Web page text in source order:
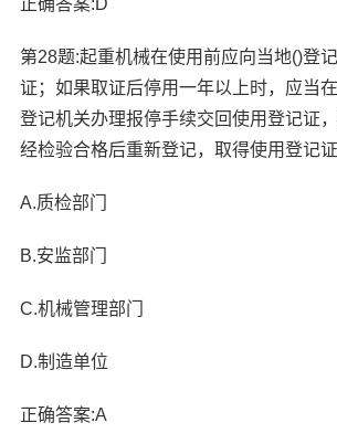
正确答案:D
第28题:起重机械在使用前应向当地()登
证；如果取证后停用一年以上时，应当
登记机关办理报停手续交回使用登记证
经检验合格后重新登记，取得使用登记证
A.质检部门
B.安监部门
C.机械管理部门
D.制造单位
正确答案:A